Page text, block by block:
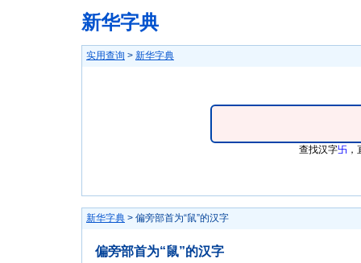
新华字典
实用查询 > 新华字典
查找汉字卐
新华字典 > 偏旁部首为“鼠”的汉字
偏旁部首为“鼠”的汉字